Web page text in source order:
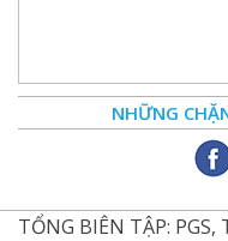
NHỮNG
TỔNG BIÊN TẬP: PGS,